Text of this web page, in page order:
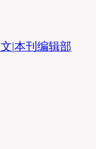
|本刊编辑部